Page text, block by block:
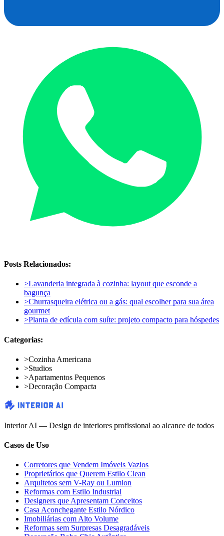
Posts Relacionados:
>Lavanderia integrada à cozinha: layout que esconde a
bagunça
>Churrasqueira elétrica ou a gás: qual escolher para sua área
gourmet
>Planta de edícula com suíte: projeto compacto para hóspedes
Categorias:
>Cozinha Americana
>Studios
>Apartamentos Pequenos
>Decoração Compacta
Interior AI — Design de interiores profissional ao alcance de todos
Casos de Uso
Corretores que Vendem Imóveis Vazios
Proprietários que Querem Estilo Clean
Arquitetos sem V-Ray ou Lumion
Reformas com Estilo Industrial
Designers que Apresentam Conceitos
Casa Aconchegante Estilo Nórdico
Imobiliárias com Alto Volume
Reformas sem Surpresas Desagradáveis